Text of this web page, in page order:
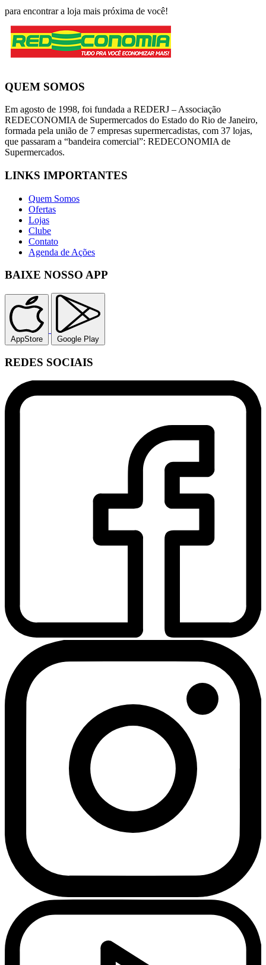
para encontrar a loja mais próxima de você!
QUEM SOMOS
Em agosto de 1998, foi fundada a REDERJ – Associação
REDECONOMIA de Supermercados do Estado do Rio de Janeiro,
formada pela união de 7 empresas supermercadistas, com 37 lojas,
que passaram a “bandeira comercial”: REDECONOMIA de
Supermercados.
LINKS IMPORTANTES
Quem Somos
Ofertas
Lojas
Clube
Contato
Agenda de Ações
BAIXE NOSSO APP
AppStore Google Play
REDES SOCIAIS